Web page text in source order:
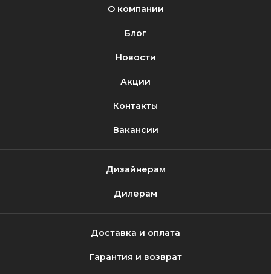
О компании
Блог
Новости
Акции
Контакты
Вакансии
Дизайнерам
Дилерам
Доставка и оплата
Гарантия и возврат